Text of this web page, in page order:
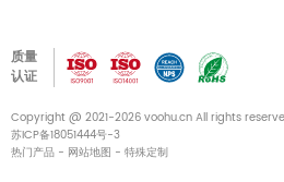
质量
认证
Copyright @ 2021-2026 voohu.cn All rights
苏ICP备18051444号-3
热门产品 - 网站地图 - 特殊定制